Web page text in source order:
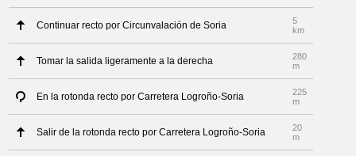
Continuar recto por Circunvalación de Soria
5
km
Tomar la salida ligeramente a la derecha
280
m
En la rotonda recto por Carretera Logroño-Soria
225
m
Salir de la rotonda recto por Carretera Logroño-Soria
20
m